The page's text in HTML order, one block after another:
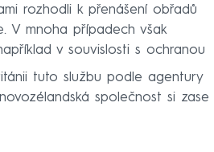
rozhodli k přenášení obřadů
V mnoha případech však
v souvislosti s ochranou
tuto službu podle agentury
společnost si zase